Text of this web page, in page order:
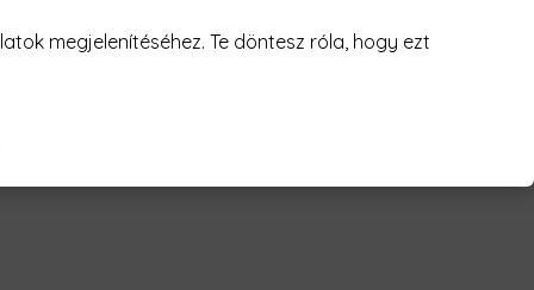
😥
a világon - mylife plus Férfi Póló"
megjelenítéséhez. Te döntesz róla, hogy ezt